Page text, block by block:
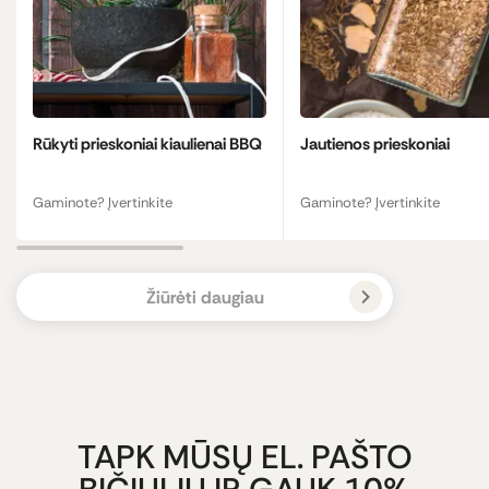
Rūkyti prieskoniai kiaulienai BBQ
Gaminote? Įvertinkite
Jautienos prieskoniai
Gaminote? Įvertinkite
Žiūrėti daugiau
TAPK MŪSŲ EL. PAŠTO